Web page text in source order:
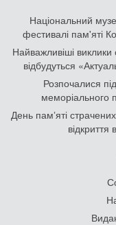
Національний
фестивалі пам'яті
Найважливіші виклики
відбудуться
Розпочалися
меморіального
День памʼяті
відкриття